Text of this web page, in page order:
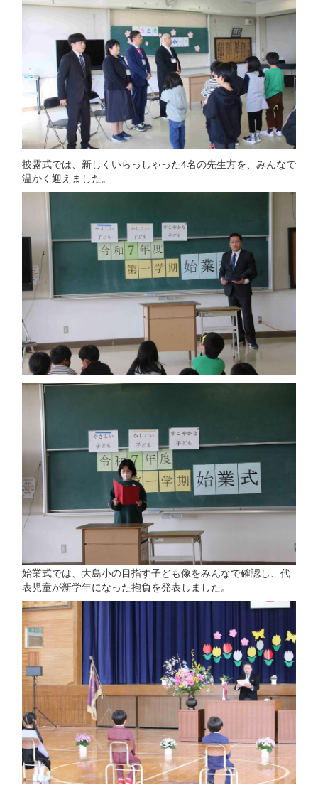
披露式では、新しくいらっしゃった4名の先生方を、みんなで
温かく迎えました。
始業式では、大島小の目指す子ども像をみんなで確認し、代
表児童が新学年になった抱負を発表しました。